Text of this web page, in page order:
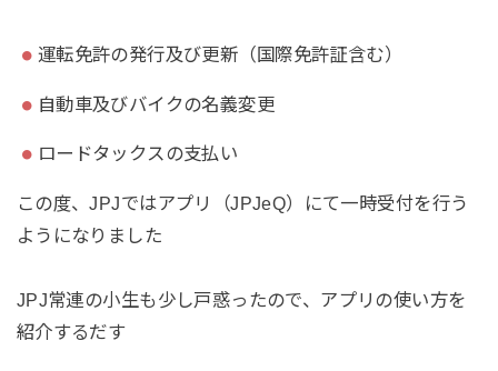
運転免許の発行及び更新（国際免許証含む）
自動車及びバイクの名義変更
ロードタックスの支払い
この度、JPJではアプリ（JPJeQ）にて一時受付を行う
ようになりました
JPJ常連の小生も少し戸惑ったので、アプリの使い方を
紹介するだす